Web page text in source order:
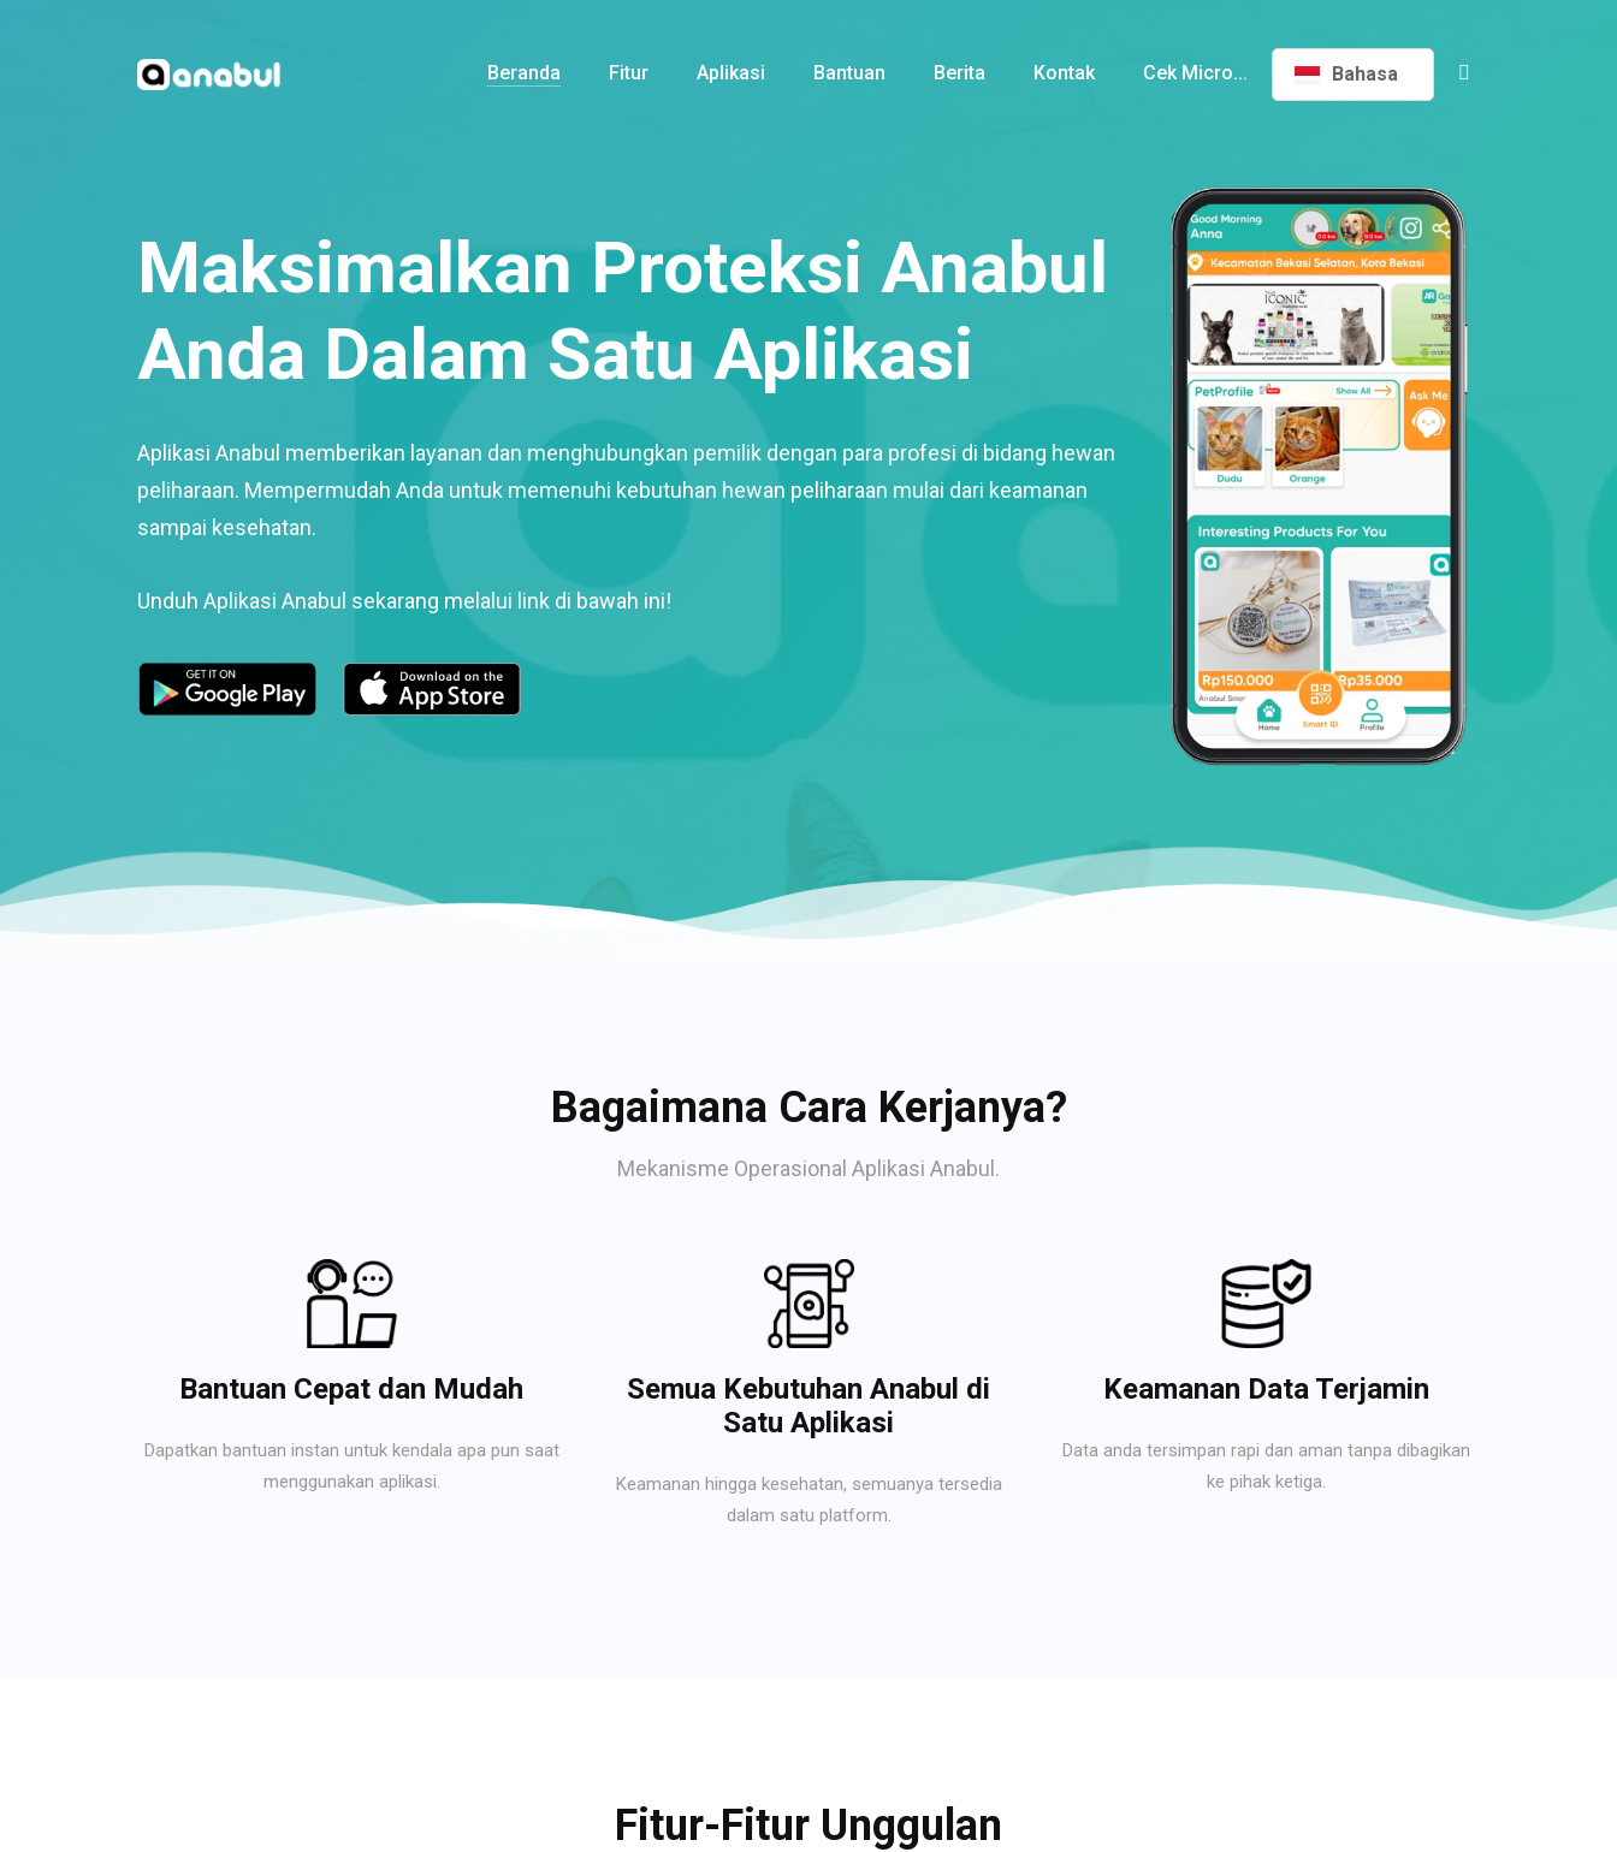
Beranda Fitur Aplikasi Bantuan Berita Kontak Cek Micro... Bahasa
Maksimalkan Proteksi Anabul
Anda Dalam Satu Aplikasi
Aplikasi Anabul memberikan layanan dan menghubungkan pemilik dengan para profesi di bidang hewan
peliharaan. Mempermudah Anda untuk memenuhi kebutuhan hewan peliharaan mulai dari keamanan
sampai kesehatan.
Unduh Aplikasi Anabul sekarang melalui link di bawah ini!
Bagaimana Cara Kerjanya?
Mekanisme Operasional Aplikasi Anabul.
Bantuan Cepat dan Mudah
Dapatkan bantuan instan untuk kendala apa pun saat
menggunakan aplikasi.
Semua Kebutuhan Anabul di
Satu Aplikasi
Keamanan hingga kesehatan, semuanya tersedia
dalam satu platform.
Keamanan Data Terjamin
Data anda tersimpan rapi dan aman tanpa dibagikan
ke pihak ketiga.
Fitur-Fitur Unggulan